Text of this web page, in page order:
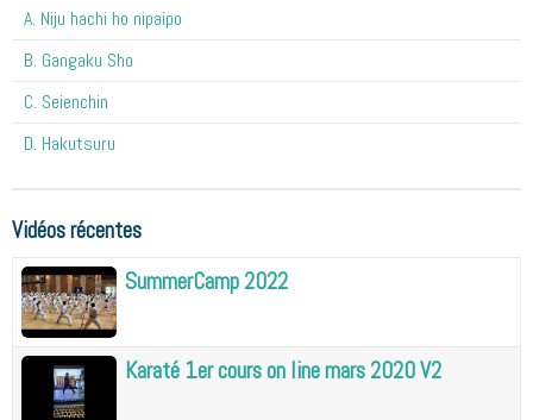
A. Niju hachi ho nipaipo
B. Gangaku Sho
C. Seienchin
D. Hakutsuru
Vidéos récentes
SummerCamp 2022
Karaté 1er cours on line mars 2020 V2